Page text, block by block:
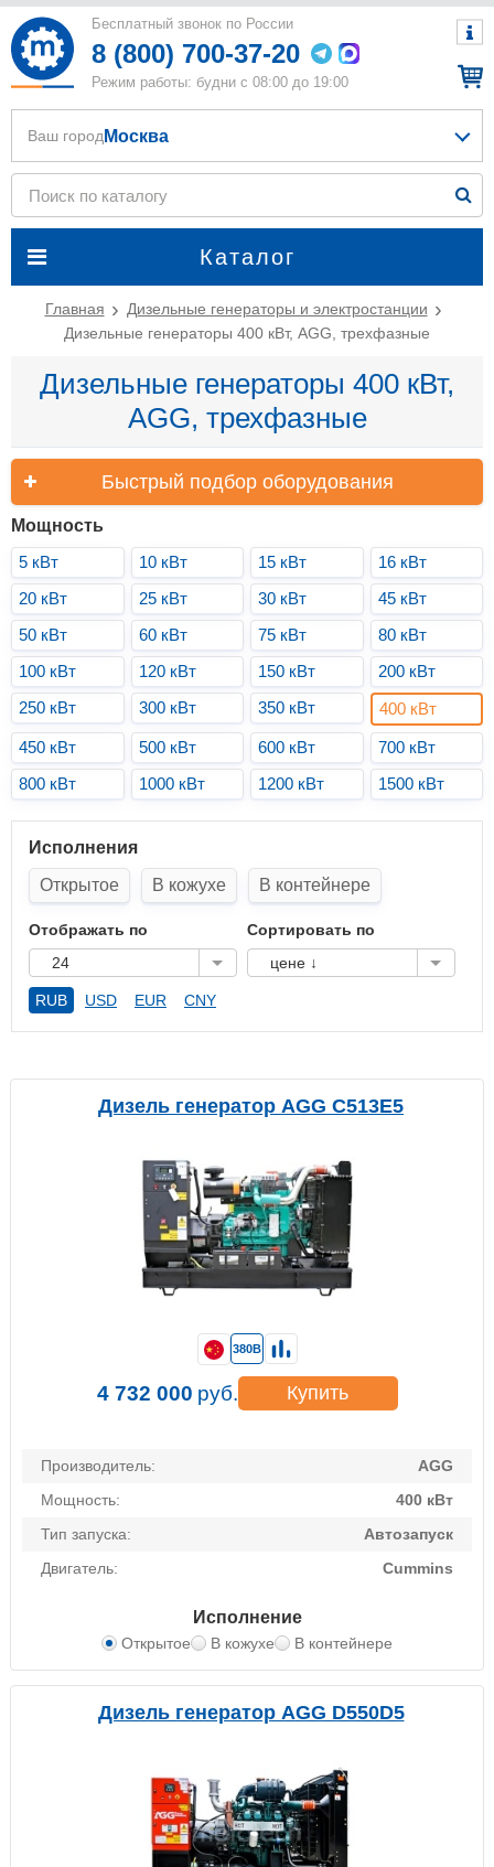
Бесплатный звонок по России
8 (800) 700-37-20
Режим работы: будни с 08:00 до 19:00
Каталог
Ваш город Москва
Главная
Дизельные генераторы и электростанции
Дизельные генераторы 400 кВт, AGG, трехфазные
Дизельные генераторы 400 кВт,
AGG, трехфазные
Быстрый подбор оборудования
Мощность
5 кВт
10 кВт 15 кВт
16 кВт
20 кВт
25 кВт 30 кВт
45 кВт
50 кВт
60 кВт 75 кВт
80 кВт
100 кВт
120 кВт 150 кВт
200 кВт
250 кВт
300 кВт 350 кВт 400 кВт
450 кВт 500 кВт 600 кВт
700 кВт
800 кВт
1000 кВт 1200 кВт 1500 кВт
Исполнения
Открытое
В кожухе В контейнере
Отображать по
24
Сортировать по
цене ↓
RUB USD EUR CNY
Дизель генератор AGG C513E5
Производитель:
AGG
Мощность:
400 кВт
Тип запуска:
Автозапуск
Двигатель:
Cummins
Исполнение
Открытое В кожухе В контейнере
380В
4 732 000 руб. Купить
Дизель генератор AGG D550D5